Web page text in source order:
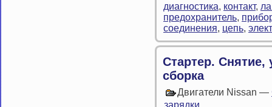
диагностика, контакт,
предохранитель,
соединения, цепь,
Стартер. Снятие,
сборка
Двигатели Nissan —
зарядки